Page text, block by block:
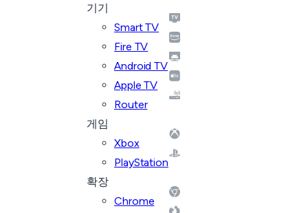
기기
Smart TV
Fire TV
Android TV
Apple TV
Router
게임
Xbox
PlayStation
확장
Chrome